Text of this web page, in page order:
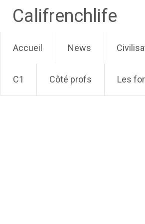
Califrenchlife
to
content
Accueil News
C1 Côté profs Les